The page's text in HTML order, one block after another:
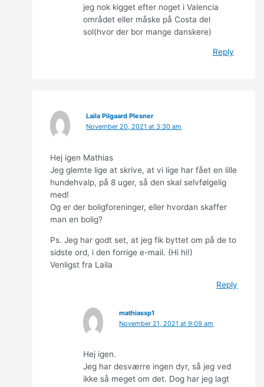
jeg nok kigget efter noget i Valencia
området eller måske på Costa del
sol(hvor der bor mange danskere)
Reply
Laila Pilgaard Plesner
November 20, 2021 at 3:30 am
Hej igen Mathias
Jeg glemte lige at skrive, at vi lige har fået en lille
hundehvalp, på 8 uger, så den skal selvfølgelig
med!
Og er der boligforeninger, eller hvordan skaffer
man en bolig?
Ps. Jeg har godt set, at jeg fik byttet om på de to
sidste ord, i den forrige e-mail. (Hi hi!)
Venligst fra Laila
Reply
mathiasxp1
November 21, 2021 at 9:09 am
Hej igen.
Jeg har desværre ingen dyr, så jeg ved
ikke så meget om det. Dog har jeg lagt